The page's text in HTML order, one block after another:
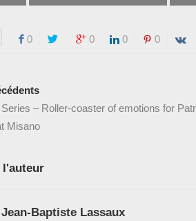
0 0 0 0
– Roller-coaster of emotions for
Misano
l'auteur
Jean-Baptiste Lassaux